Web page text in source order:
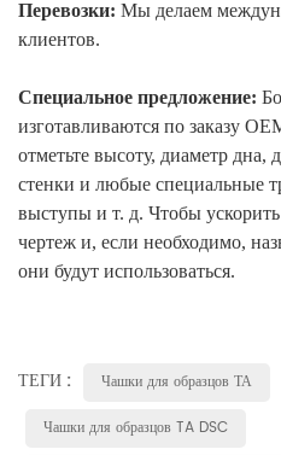
Перевозки: Мы делаем
клиентов.
Специальное предложение:
изготавливаются по заказу
отметьте высоту, диаметр дна,
стенки и любые специальные
выступы и т. д. Чтобы ускорить
чертеж и, если необходимо,
они будут использоваться.
ТЕГИ : Чашки для образцов ТА
Чашки для образцов TA DSC